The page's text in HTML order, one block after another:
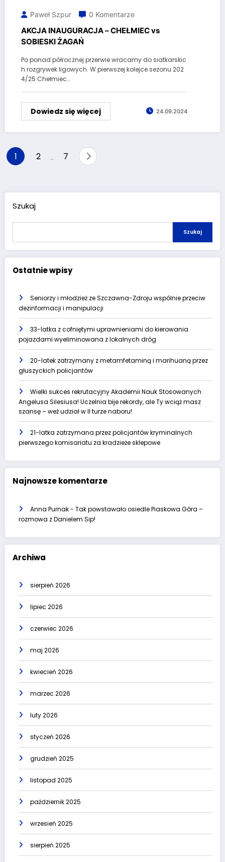
Paweł Szpur 0 Komentarze
AKCJA INAUGURACJA – CHEŁMIEC vs
SOBIESKI ŻAGAŃ
Po ponad półrocznej przerwie wracamy do siatkarskic
h rozgrywek ligowych. W pierwszej kolejce sezonu 202
4/25 Chełmiec…
Dowiedz się więcej 24.09.2024
Stronicowanie
1 2 7
Szukaj
Szukaj
Ostatnie wpisy
Seniorzy i młodzież ze Szczawna-Zdroju wspólnie przeciw
dezinformacji i manipulacji
33-latka z cofniętymi uprawnieniami do kierowania
pojazdami wyeliminowana z lokalnych dróg
20-latek zatrzymany z metamfetaminą i marihuaną przez
głuszyckich policjantów
Wielki sukces rekrutacyjny Akademii Nauk Stosowanych
Angelusa Silesiusa! Uczelnia bije rekordy, ale Ty wciąż masz
szansę – weź udział w II turze naboru!
21-latka zatrzymana przez policjantów kryminalnych
pierwszego komisariatu za kradzieże sklepowe
Najnowsze komentarze
Anna Purnak- Tak powstawało osiedle Piaskowa Góra –
rozmowa z Danielem Sip!
Archiwa
sierpień 2026
lipiec 2026
czerwiec 2026
maj 2026
kwiecień 2026
marzec 2026
luty 2026
styczeń 2026
grudzień 2025
listopad 2025
październik 2025
wrzesień 2025
sierpień 2025